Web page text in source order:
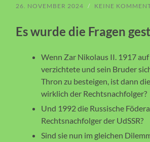
26. NOVEMBER 2024 / KEINE
Es wurde die Fragen
Wenn Zar Nikolaus II. 1917
verzichtete und sein Bruder
Thron zu besteigen, ist dann
wirklich der Rechtsnachfolger?
Und 1992 die Russische
Rechtsnachfolger der UdSSR?
Sind sie nun im gleichen